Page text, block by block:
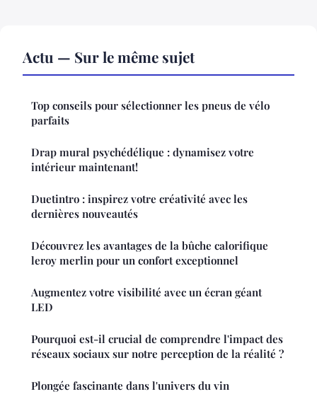
Actu — Sur le même sujet
Top conseils pour sélectionner les pneus de vélo
parfaits
Drap mural psychédélique : dynamisez votre
intérieur maintenant!
Duetintro : inspirez votre créativité avec les
dernières nouveautés
Découvrez les avantages de la bûche calorifique
leroy merlin pour un confort exceptionnel
Augmentez votre visibilité avec un écran géant
LED
Pourquoi est-il crucial de comprendre l'impact des
réseaux sociaux sur notre perception de la réalité ?
Plongée fascinante dans l'univers du vin